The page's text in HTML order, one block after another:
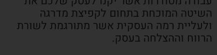
השיטה המוכחת בתחום לקפיצת מדרגה
ולעליית רמה העסקית אשר מתורגמת לשורת
הרווח וההצלחה בעסק.